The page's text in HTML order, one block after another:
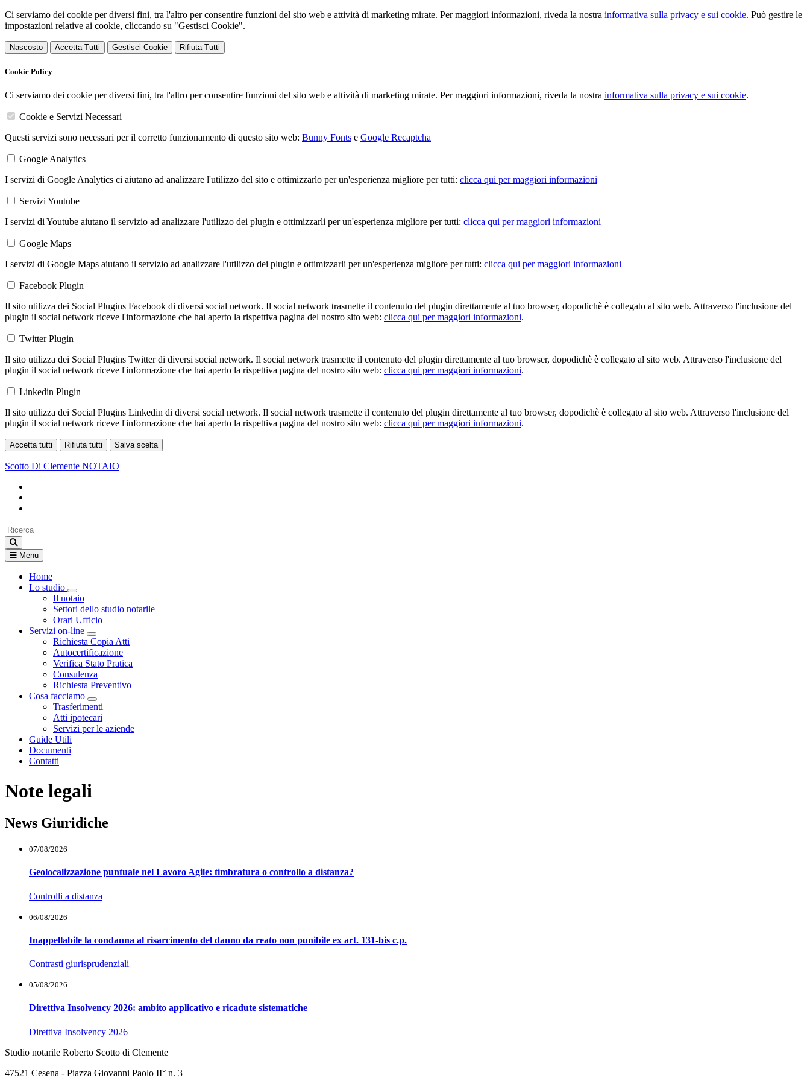
Ci serviamo dei cookie per diversi fini, tra l'altro per consentire funzioni del sito web e attività di marketing mirate. Per maggiori informazioni, riveda la nostra informativa sulla privacy e sui cookie. Può gestire le
impostazioni relative ai cookie, cliccando su "Gestisci Cookie".
Nascosto Accetta Tutti Gestisci Cookie Rifiuta Tutti
Cookie Policy
Ci serviamo dei cookie per diversi fini, tra l'altro per consentire funzioni del sito web e attività di marketing mirate. Per maggiori informazioni, riveda la nostra informativa sulla privacy e sui cookie.
Cookie e Servizi Necessari
Questi servizi sono necessari per il corretto funzionamento di questo sito web: Bunny Fonts e Google Recaptcha
Google Analytics
I servizi di Google Analytics ci aiutano ad analizzare l'utilizzo del sito e ottimizzarlo per un'esperienza migliore per tutti: clicca qui per maggiori informazioni
Servizi Youtube
I servizi di Youtube aiutano il servizio ad analizzare l'utilizzo dei plugin e ottimizzarli per un'esperienza migliore per tutti: clicca qui per maggiori informazioni
Google Maps
I servizi di Google Maps aiutano il servizio ad analizzare l'utilizzo dei plugin e ottimizzarli per un'esperienza migliore per tutti: clicca qui per maggiori informazioni
Facebook Plugin
Il sito utilizza dei Social Plugins Facebook di diversi social network. Il social network trasmette il contenuto del plugin direttamente al tuo browser, dopodichè è collegato al sito web. Attraverso l'inclusione del
plugin il social network riceve l'informazione che hai aperto la rispettiva pagina del nostro sito web: clicca qui per maggiori informazioni.
Twitter Plugin
Il sito utilizza dei Social Plugins Twitter di diversi social network. Il social network trasmette il contenuto del plugin direttamente al tuo browser, dopodichè è collegato al sito web. Attraverso l'inclusione del
plugin il social network riceve l'informazione che hai aperto la rispettiva pagina del nostro sito web: clicca qui per maggiori informazioni.
Linkedin Plugin
Il sito utilizza dei Social Plugins Linkedin di diversi social network. Il social network trasmette il contenuto del plugin direttamente al tuo browser, dopodichè è collegato al sito web. Attraverso l'inclusione del
plugin il social network riceve l'informazione che hai aperto la rispettiva pagina del nostro sito web: clicca qui per maggiori informazioni.
Accetta tutti Rifiuta tutti Salva scelta
Scotto Di Clemente NOTAIO
Menu
Home
Lo studio
Visualizza menù di secondo livello
Il notaio
Settori dello studio notarile
Orari Ufficio
Servizi on-line
Visualizza menù di secondo livello
Richiesta Copia Atti
Autocertificazione
Verifica Stato Pratica
Consulenza
Richiesta Preventivo
Cosa facciamo
Visualizza menù di secondo livello
Trasferimenti
Atti ipotecari
Servizi per le aziende
Guide Utili
Documenti
Contatti
Note legali
News Giuridiche
07/08/2026
Geolocalizzazione puntuale nel Lavoro Agile: timbratura o controllo a distanza?
Controlli a distanza
06/08/2026
Inappellabile la condanna al risarcimento del danno da reato non punibile ex art. 131-bis c.p.
Contrasti giurisprudenziali
05/08/2026
Direttiva Insolvency 2026: ambito applicativo e ricadute sistematiche
Direttiva Insolvency 2026
Studio notarile Roberto Scotto di Clemente
47521 Cesena - Piazza Giovanni Paolo II° n. 3